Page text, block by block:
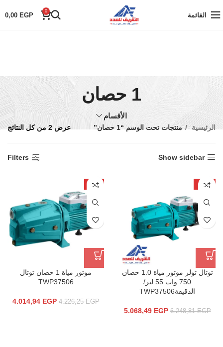
القائمة
0
0,00 EGP
1 حصان
الأقسام
الرئيسية منتجات تحت الوسم “1 حصان” عرض ⁦2⁩ من كل النتائج
Show sidebar
Filters
-19%
توتال تولز موتور مياة 1.0 حصان
750 وات 55 لتر/
الدقيقةTWP37506
6.248,81EGP
5.068,49 EGP
-5%
موتور مياة 1 حصان توتال
TWP37506
4.226,25EGP
4.014,94 EGP